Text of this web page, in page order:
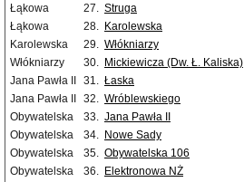
Łąkowa
27. Struga
Łąkowa
28. Karolewska
Karolewska
29. Włókniarzy
Włókniarzy
30. Mickiewicza (Dw. Ł. Kaliska)
Jana Pawła II
31. Łaska
Jana Pawła II
32. Wróblewskiego
Obywatelska
33. Jana Pawła II
Obywatelska
34. Nowe Sady
Obywatelska
35. Obywatelska 106
Obywatelska
36. Elektronowa NŻ